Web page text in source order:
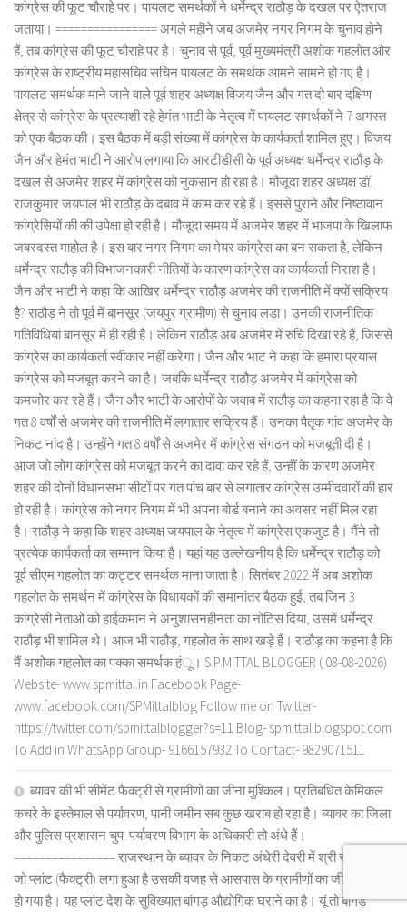
कांग्रेस की फूट चौराहे पर। पायलट समर्थकों ने धर्मेन्द्र राठौड़ के दखल पर ऐतराज
जताया। ================ अगले महीने जब अजमेर नगर निगम के चुनाव होने
हैं, तब कांग्रेस की फूट चौराहे पर है। चुनाव से पूर्व, पूर्व मुख्यमंत्री अशोक गहलोत और
कांग्रेस के राष्ट्रीय महासचिव सचिन पायलट के समर्थक आमने सामने हो गए है।
पायलट समर्थक माने जाने वाले पूर्व शहर अध्यक्ष विजय जैन और गत दो बार दक्षिण
क्षेत्र से कांग्रेस के प्रत्याशी रहे हेमंत भाटी के नेतृत्व में पायलट समर्थकों ने 7 अगस्त
को एक बैठक की। इस बैठक में बड़ी संख्या में कांग्रेस के कार्यकर्ता शामिल हुए। विजय
जैन और हेमंत भाटी ने आरोप लगाया कि आरटीडीसी के पूर्व अध्यक्ष धर्मेन्द्र राठौड़ के
दखल से अजमेर शहर में कांग्रेस को नुकसान हो रहा है। मौजूदा शहर अध्यक्ष डॉ.
राजकुमार जयपाल भी राठौड़ के दबाव में काम कर रहे हैं। इससे पुराने और निष्ठावान
कांग्रेसियों की की उपेक्षा हो रही है। मौजूदा समय में अजमेर शहर में भाजपा के खिलाफ
जबरदस्त माहोल है। इस बार नगर निगम का मेयर कांग्रेस का बन सकता है, लेकिन
धर्मेन्द्र राठौड़ की विभाजनकारी नीतियों के कारण कांग्रेस का कार्यकर्ता निराश है।
जैन और भाटी ने कहा कि आखिर धर्मेन्द्र राठौड़ अजमेर की राजनीति में क्यों सक्रिय
हैै? राठौड़ ने तो पूर्व में बानसूर (जयपुर ग्रामीण) से चुनाव लड़ा। उनकी राजनीतिक
गतिविधियां बानसूर में ही रही है। लेकिन राठौड़ अब अजमेर में रुचि दिखा रहे हैं, जिससे
कांग्रेस का कार्यकर्ता स्वीकार नहीं करेगा। जैन और भाट ने कहा कि हमारा प्रयास
कांग्रेस को मजबूत करने का है। जबकि धर्मेन्द्र राठौड़ अजमेर में कांग्रेस को
कमजोर कर रहे हैं। जैन और भाटी के आरोपों के जवाब में राठौड़ का कहना रहा है कि वे
गत 8 वर्षों से अजमेर की राजनीति में लगातार सक्रिय हैं। उनका पैतृक गांव अजमेर के
निकट नांद है। उन्होंने गत 8 वर्षों से अजमेर में कांग्रेस संगठन को मजबूती दी है।
आज जो लोग कांग्रेस को मजबूत करने का दावा कर रहे हैं, उन्हीं के कारण अजमेर
शहर की दोनों विधानसभा सीटों पर गत पांच बार से लगातार कांग्रेस उम्मीदवारों की हार
हो रही है। कांग्रेस को नगर निगम में भी अपना बोर्ड बनाने का अवसर नहीं मिल रहा
है। राठौड़ ने कहा कि शहर अध्यक्ष जयपाल के नेतृत्व में कांग्रेस एकजुट है। मैंने तो
प्रत्येक कार्यकर्ता का सम्मान किया है। यहां यह उल्लेखनीय है कि धर्मेन्द्र राठौड़ को
पूर्व सीएम गहलोत का कट्टर समर्थक माना जाता है। सितंबर 2022 में अब अशोक
गहलोत के समर्थन में कांग्रेस के विधायकों की समानांतर बैठक हुई, तब जिन 3
कांग्रेसी नेताओं को हाईकमान ने अनुशासनहीनता का नोटिस दिया, उसमें धर्मेन्द्र
राठौड़ भी शामिल थे। आज भी राठौड़, गहलोत के साथ खड़े हैं। राठौड़ का कहना है कि
मैं अशोक गहलोत का पक्का समर्थक हंू। S.P.MITTAL BLOGGER ( 08-08-2026)
Website- www.spmittal.in Facebook Page-
www.facebook.com/SPMittalblog Follow me on Twitter-
https://twitter.com/spmittalblogger?s=11 Blog- spmittal.blogspot.com
To Add in WhatsApp Group- 9166157932 To Contact- 9829071511
ब्यावर की भी सीमेंट फैक्ट्री से ग्रामीणों का जीना मुश्किल। प्रतिबंधित केमिकल
कचरे के इस्तेमाल से पर्यावरण, पानी जमीन सब कुछ खराब हो रहा है। ब्यावर का जिला
और पुलिस प्रशासन चुप: पर्यावरण विभाग के अधिकारी तो अंधे हैं।
================ राजस्थान के ब्यावर के निकट अंधेरी देवरी में श्री सीमेंट का
जो प्लांट (फैक्ट्री) लगा हुआ है उसकी वजह से आसपास के ग्रामीणों का जीना मुश्किल
हो गया है। यह प्लांट देश के सुविख्यात बांगड़ औद्योगिक घराने का है। यूं तो बांगड़